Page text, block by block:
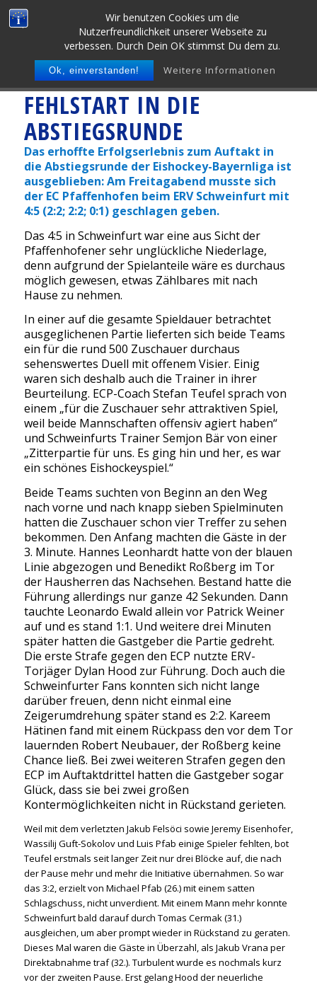
Wir benutzen Cookies um die
Nutzerfreundlichkeit unserer Webseite zu
verbessen. Durch Dein OK stimmst Du dem zu.
Ok, einverstanden! Weitere Informationen
FEHLSTART IN DIE
ABSTIEGSRUNDE
Das erhoffte Erfolgserlebnis zum Auftakt in
die Abstiegsrunde der Eishockey-Bayernliga ist
ausgeblieben: Am Freitagabend musste sich
der EC Pfaffenhofen beim ERV Schweinfurt mit
4:5 (2:2; 2:2; 0:1) geschlagen geben.
Das 4:5 in Schweinfurt war eine aus Sicht der
Pfaffenhofener sehr unglückliche Niederlage,
denn aufgrund der Spielanteile wäre es durchaus
möglich gewesen, etwas Zählbares mit nach
Hause zu nehmen.
In einer auf die gesamte Spieldauer betrachtet
ausgeglichenen Partie lieferten sich beide Teams
ein für die rund 500 Zuschauer durchaus
sehenswertes Duell mit offenem Visier. Einig
waren sich deshalb auch die Trainer in ihrer
Beurteilung. ECP-Coach Stefan Teufel sprach von
einem „für die Zuschauer sehr attraktiven Spiel,
weil beide Mannschaften offensiv agiert haben“
und Schweinfurts Trainer Semjon Bär von einer
„Zitterpartie für uns. Es ging hin und her, es war
ein schönes Eishockeyspiel.“
Beide Teams suchten von Beginn an den Weg
nach vorne und nach knapp sieben Spielminuten
hatten die Zuschauer schon vier Treffer zu sehen
bekommen. Den Anfang machten die Gäste in der
3. Minute. Hannes Leonhardt hatte von der blauen
Linie abgezogen und Benedikt Roßberg im Tor
der Hausherren das Nachsehen. Bestand hatte die
Führung allerdings nur ganze 42 Sekunden. Dann
tauchte Leonardo Ewald allein vor Patrick Weiner
auf und es stand 1:1. Und weitere drei Minuten
später hatten die Gastgeber die Partie gedreht.
Die erste Strafe gegen den ECP nutzte ERV-
Torjäger Dylan Hood zur Führung. Doch auch die
Schweinfurter Fans konnten sich nicht lange
darüber freuen, denn nicht einmal eine
Zeigerumdrehung später stand es 2:2. Kareem
Hätinen fand mit einem Rückpass den vor dem Tor
lauernden Robert Neubauer, der Roßberg keine
Chance ließ. Bei zwei weiteren Strafen gegen den
ECP im Auftaktdrittel hatten die Gastgeber sogar
Glück, dass sie bei zwei großen
Kontermöglichkeiten nicht in Rückstand gerieten.
Weil mit dem verletzten Jakub Felsöci sowie Jeremy Eisenhofer,
Wassilij Guft-Sokolov und Luis Pfab einige Spieler fehlten, bot
Teufel erstmals seit langer Zeit nur drei Blöcke auf, die nach
der Pause mehr und mehr die Initiative übernahmen. So war
das 3:2, erzielt von Michael Pfab (26.) mit einem satten
Schlagschuss, nicht unverdient. Mit einem Mann mehr konnte
Schweinfurt bald darauf durch Tomas Cermak (31.)
ausgleichen, um aber prompt wieder in Rückstand zu geraten.
Dieses Mal waren die Gäste in Überzahl, als Jakub Vrana per
Direktabnahme traf (32.). Turbulent wurde es nochmals kurz
vor der zweiten Pause. Erst gelang Hood der neuerliche